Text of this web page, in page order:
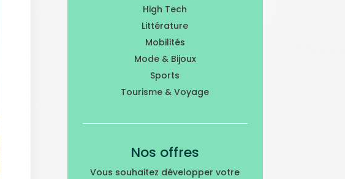
High Tech
Littérature
Mobilités
Mode & Bijoux
Sports
Tourisme & Voyage
Nos offres
Vous souhaitez développer votre